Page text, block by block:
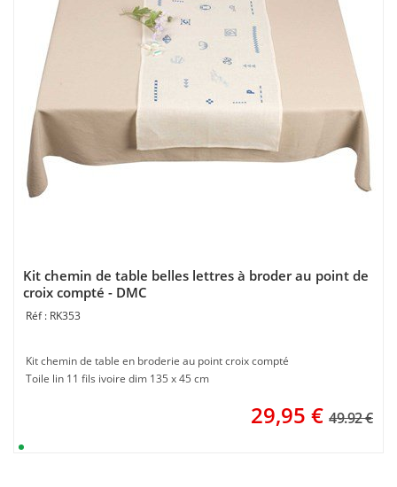
Kit chemin de table belles lettres à broder au point de
croix compté - DMC
RK353
Kit chemin de table en broderie au point croix compté
Toile lin 11 fils ivoire dim 135 x 45 cm
29,95 € 49.92 €